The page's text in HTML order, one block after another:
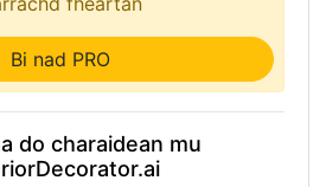
Bi nad PRO
do charaidean mu